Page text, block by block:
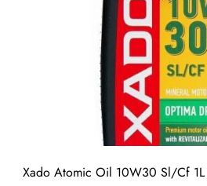
Xado Atomic Oil 10W30 Sl/Cf 1L